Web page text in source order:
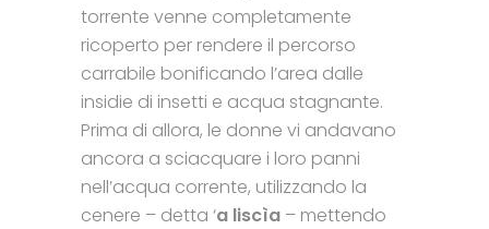
torrente venne completamente
ricoperto per rendere il percorso
carrabile bonificando l’area dalle
insidie di insetti e acqua stagnante.
Prima di allora, le donne vi andavano
ancora a sciacquare i loro panni
nell’acqua corrente, utilizzando la
cenere – detta ‘a liscìa – mettendo